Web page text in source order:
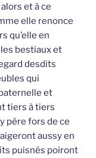
et à ce
elle renonce
qu’elle en
bestiaux et
desdits
qui
et
tiers à tiers
père fors de ce
aussy en
puisnés poiront